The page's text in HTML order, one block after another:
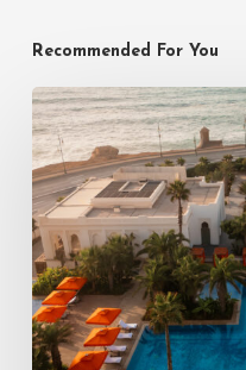
Recommended For You